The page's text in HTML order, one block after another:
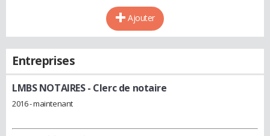
Ajouter
Entreprises
LMBS NOTAIRES- Clerc de notaire
2016 - maintenant